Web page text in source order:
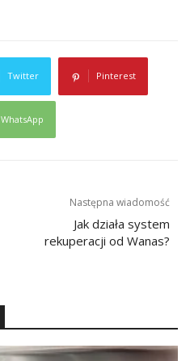
Twitter Pinterest
WhatsApp
Następna wiadomość
Jak działa system
rekuperacji od Wanas?